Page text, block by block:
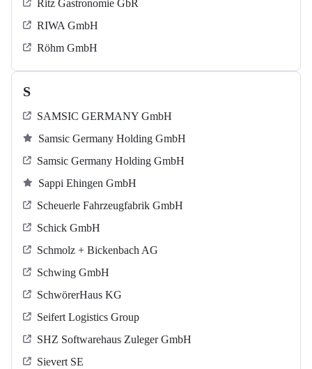
Ritz Gastronomie GbR
RIWA GmbH
Röhm GmbH
S
SAMSIC GERMANY GmbH
Samsic Germany Holding GmbH
Samsic Germany Holding GmbH
Sappi Ehingen GmbH
Scheuerle Fahrzeugfabrik GmbH
Schick GmbH
Schmolz + Bickenbach AG
Schwing GmbH
SchwörerHaus KG
Seifert Logistics Group
SHZ Softwarehaus Zuleger GmbH
Sievert SE